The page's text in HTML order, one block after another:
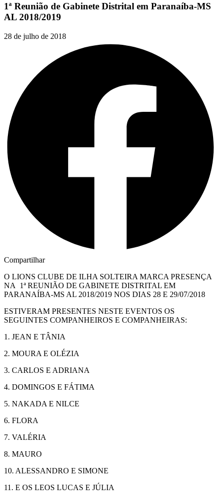
1ª Reunião de Gabinete Distrital em Paranaíba-MS
AL 2018/2019
28 de julho de 2018
Compartilhar
O LIONS CLUBE DE ILHA SOLTEIRA MARCA PRESENÇA
NA 1ª REUNIÃO DE GABINETE DISTRITAL EM
PARANAÍBA-MS AL 2018/2019 NOS DIAS 28 E 29/07/2018
ESTIVERAM PRESENTES NESTE EVENTOS OS
SEGUINTES COMPANHEIROS E COMPANHEIRAS:
1. JEAN E TÂNIA
2. MOURA E OLÉZIA
3. CARLOS E ADRIANA
4. DOMINGOS E FÁTIMA
5. NAKADA E NILCE
6. FLORA
7. VALÉRIA
8. MAURO
10. ALESSANDRO E SIMONE
11. E OS LEOS LUCAS E JÚLIA